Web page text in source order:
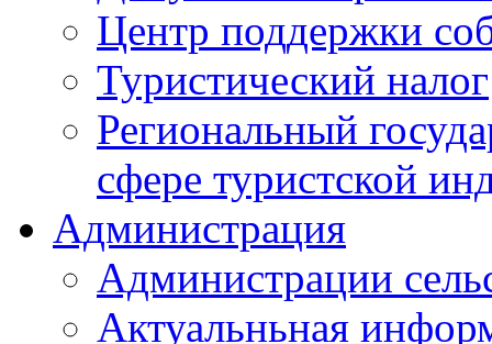
Центр поддержки
Туристический налог
Региональный
сфере туристской
Администрация
Администрации
Актуальньная